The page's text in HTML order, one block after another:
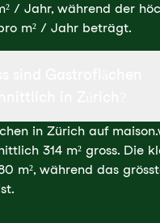
/ Jahr, während der
m² / Jahr beträgt.
in Zürich auf
314 m² gross. Die
m², während das